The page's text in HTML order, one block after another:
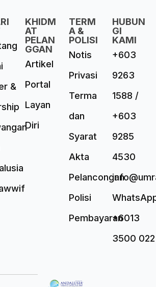
&
KHIDM
AT
PELAN
GGAN
Artikel
Portal
Layan
Diri
TERM
A &
POLISI
Notis
Privasi
Terma
dan
Syarat
Akta
Pelancongan
Polisi
Pembayaran
HUBUN
GI
KAMI
+603
9263
1588 /
+603
9285
4530
+6013
3500 022